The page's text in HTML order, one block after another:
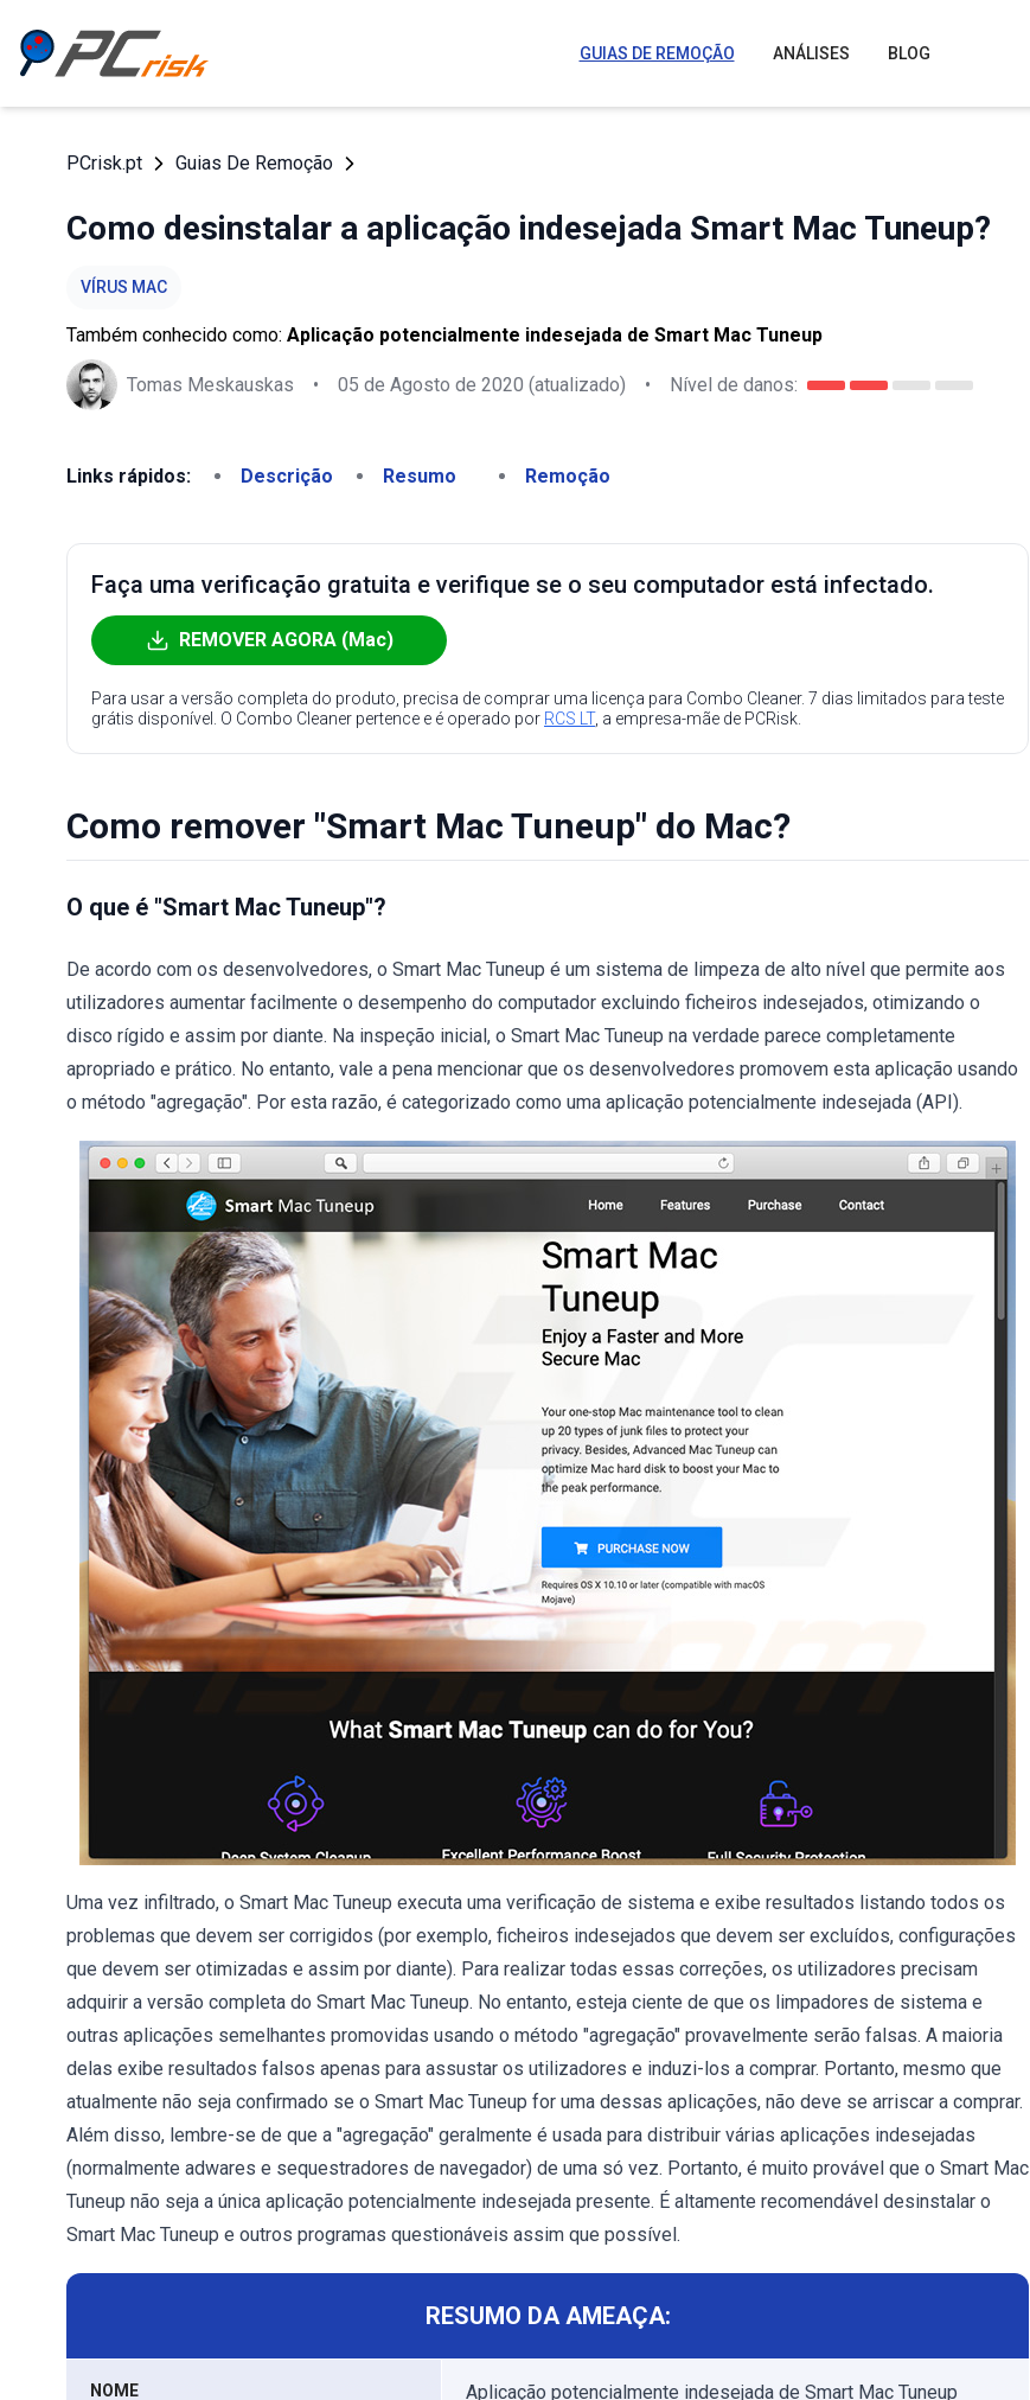
GUIAS DE REMOÇÃO ANÁLISES BLOG
PCrisk.pt Guias De Remoção
Como desinstalar a aplicação indesejada Smart Mac Tuneup?
VÍRUS MAC
Também conhecido como: Aplicação potencialmente indesejada de Smart Mac Tuneup
Tomas Meskauskas • 05 de Agosto de 2020 (atualizado) • Nível de danos:
Links rápidos: Descrição Resumo Remoção
Faça uma verificação gratuita e verifique se o seu computador está infectado.
REMOVER AGORA (Mac)
Para usar a versão completa do produto, precisa de comprar uma licença para Combo Cleaner. 7 dias limitados para teste
grátis disponível. O Combo Cleaner pertence e é operado por RCS LT, a empresa-mãe de PCRisk.
Como remover "Smart Mac Tuneup" do Mac?
O que é "Smart Mac Tuneup"?
De acordo com os desenvolvedores, o Smart Mac Tuneup é um sistema de limpeza de alto nível que permite aos
utilizadores aumentar facilmente o desempenho do computador excluindo ficheiros indesejados, otimizando o
disco rígido e assim por diante. Na inspeção inicial, o Smart Mac Tuneup na verdade parece completamente
apropriado e prático. No entanto, vale a pena mencionar que os desenvolvedores promovem esta aplicação usando
o método "agregação". Por esta razão, é categorizado como uma aplicação potencialmente indesejada (API).
Uma vez infiltrado, o Smart Mac Tuneup executa uma verificação de sistema e exibe resultados listando todos os
problemas que devem ser corrigidos (por exemplo, ficheiros indesejados que devem ser excluídos, configurações
que devem ser otimizadas e assim por diante). Para realizar todas essas correções, os utilizadores precisam
adquirir a versão completa do Smart Mac Tuneup. No entanto, esteja ciente de que os limpadores de sistema e
outras aplicações semelhantes promovidas usando o método "agregação" provavelmente serão falsas. A maioria
delas exibe resultados falsos apenas para assustar os utilizadores e induzi-los a comprar. Portanto, mesmo que
atualmente não seja confirmado se o Smart Mac Tuneup for uma dessas aplicações, não deve se arriscar a comprar.
Além disso, lembre-se de que a "agregação" geralmente é usada para distribuir várias aplicações indesejadas
(normalmente adwares e sequestradores de navegador) de uma só vez. Portanto, é muito provável que o Smart Mac
Tuneup não seja a única aplicação potencialmente indesejada presente. É altamente recomendável desinstalar o
Smart Mac Tuneup e outros programas questionáveis assim que possível.
RESUMO DA AMEAÇA:
NOME Aplicação potencialmente indesejada de Smart Mac Tuneup